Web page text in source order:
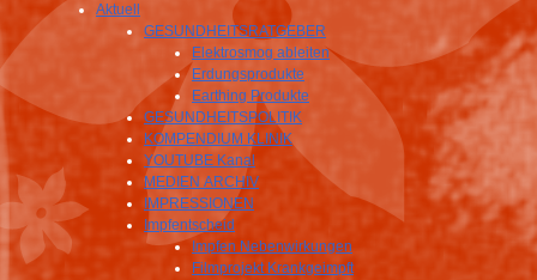
Aktuell
GESUNDHEITSRATGEBER
Elektrosmog ableiten
Erdungsprodukte
Earthing Produkte
GESUNDHEITSPOLITIK
KOMPENDIUM KLINIK
YOUTUBE Kanal
MEDIEN ARCHIV
IMPRESSIONEN
Impfentscheid
Impfen Nebenwirkungen
Filmprojekt Krankgeimpft